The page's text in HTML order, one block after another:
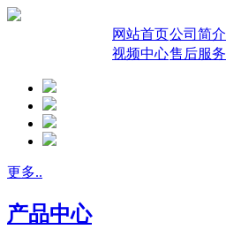
网站首页公司简介
视频中心售后服务
更多..
产品中心